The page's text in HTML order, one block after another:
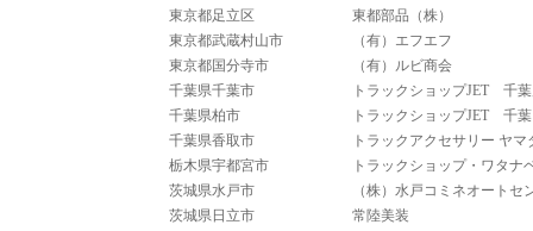
東京都足立区
東都部品（株）
東京都武蔵村山市
（有）エフエフ
東京都国分寺市
（有）ルビ商会
千葉県千葉市
トラックショップJET 千
千葉県柏市
トラックショップJET 千
千葉県香取市
トラックアクセサリー ヤマ
栃木県宇都宮市
トラックショップ・ワタナ
茨城県水戸市
（株）水戸コミネオートセ
茨城県日立市
常陸美装